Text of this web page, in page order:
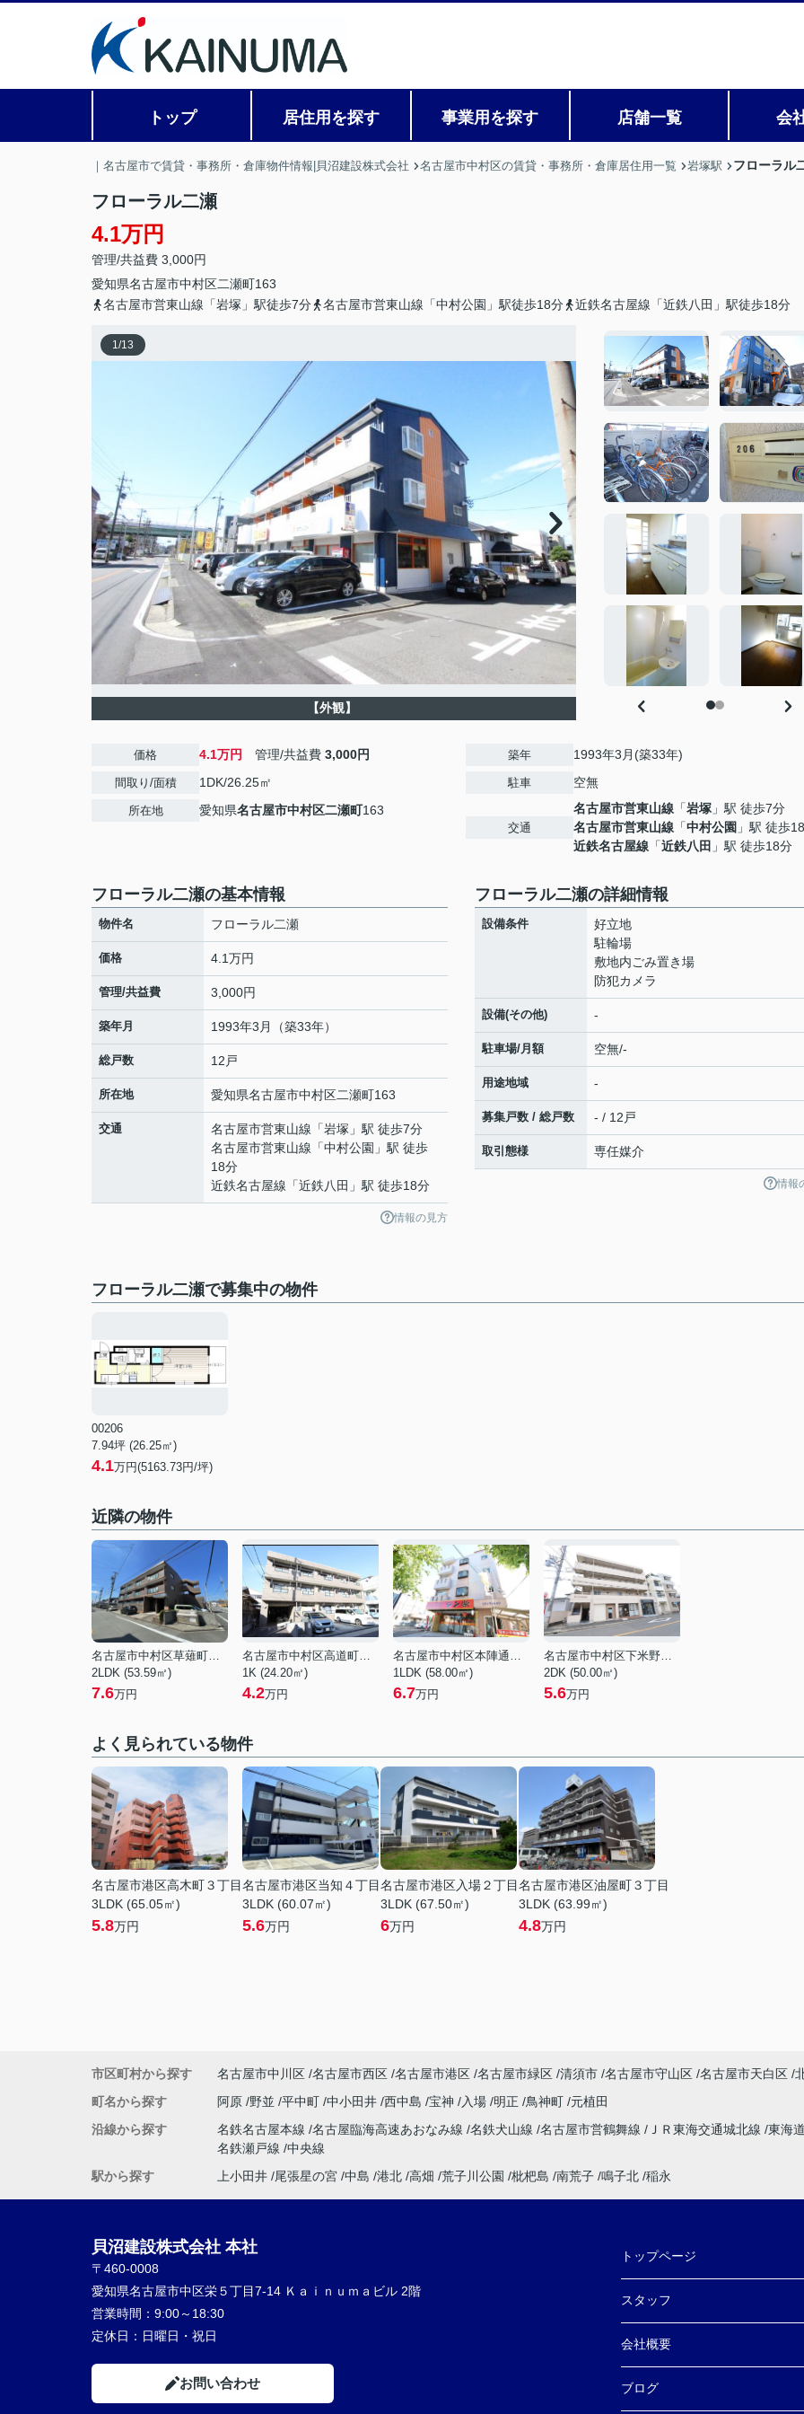
トップ 居住用を探す 事業用を探す 店舗一覧 会
｜名古屋市で賃貸・事務所・倉庫物件情報|貝沼建設株式会社 名古屋市中村区の賃貸・事務所・倉庫居住用一覧 岩塚駅 フローラル
フローラル二瀬
4.1万円
管理/共益費 3,000円
愛知県名古屋市中村区二瀬町163
名古屋市営東山線「岩塚」駅徒歩7分
名古屋市営東山線「中村公園」駅徒歩18分 近鉄名古屋線「近鉄八田」駅徒歩18分
1/13
【外観】
価格 4.1万円 管理/共益費 3,000円
間取り/面積 1DK/26.25㎡
所在地 愛知県名古屋市中村区二瀬町163
築年 1993年3月(築33年)
駐車 空無
交通
名古屋市営東山線 「岩塚 」駅 徒歩7分
名古屋市営東山線 「中村公園 」駅 徒歩
近鉄名古屋線 「近鉄八田 」駅 徒歩18分
フローラル二瀬の基本情報
物件名 フローラル二瀬
価格 4.1万円
管理/共益費 3,000円
築年月 1993年3月（築33年）
総戸数 12戸
所在地 愛知県名古屋市中村区二瀬町163
交通 名古屋市営東山線 「岩塚 」駅 徒歩7分
名古屋市営東山線 「中村公園 」駅 徒歩
18分
近鉄名古屋線 「近鉄八田 」駅 徒歩18分
情報の見方
フローラル二瀬の詳細情報
設備条件
好立地
駐輪場
敷地内ごみ置き場
防犯カメラ
設備(その他) -
駐車場/月額 空無/-
用途地域 -
募集戸数 / 総戸数 - / 12戸
取引態様 専任媒介
情報
フローラル二瀬で募集中の物件
00206
7.94坪 (26.25㎡)
4.1万円(5163.73円/坪)
近隣の物件
名古屋市中村区草薙町２丁目
2LDK (53.59㎡)
7.6万円
名古屋市中村区高道町３丁目
1K (24.20㎡)
4.2万円
名古屋市中村区本陣通５丁目
1LDK (58.00㎡)
6.7万円
名古屋市中村区下米野町１丁目
2DK (50.00㎡)
5.6万円
よく見られている物件
名古屋市港区高木町３丁目
3LDK (65.05㎡)
5.8万円
名古屋市港区当知４丁目
3LDK (60.07㎡)
5.6万円
名古屋市港区入場２丁目
3LDK (67.50㎡)
6万円
名古屋市港区油屋町３丁目
3LDK (63.99㎡)
4.8万円
市区町村から探す 名古屋市中川区 名古屋市西区 名古屋市港区 名古屋市緑区 清須市 名古屋市守山区 名古屋市天白区
町名から探す
阿原 野並 平中町 中小田井 西中島 宝神 入場 明正 鳥神町 元植田
沿線から探す
名鉄名古屋本線 名古屋臨海高速あおなみ線 名鉄犬山線 名古屋市営鶴舞線 ＪＲ東海交通城北線 東海
名鉄瀬戸線 中央線
駅から探す
上小田井 尾張星の宮 中島 港北 高畑 荒子川公園 枇杷島 南荒子 鳴子北 稲永
貝沼建設株式会社 本社
〒460-0008
愛知県名古屋市中区栄５丁目7-14 Ｋａｉｎｕｍａビル 2階
営業時間： 9:00～18:30
定休日： 日曜日・祝日
お問い合わせ
トップページ
スタッフ
会社概要
ブログ